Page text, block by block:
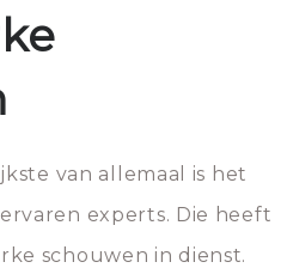
van allemaal is het
experts. Die heeft
schouwen in dienst.